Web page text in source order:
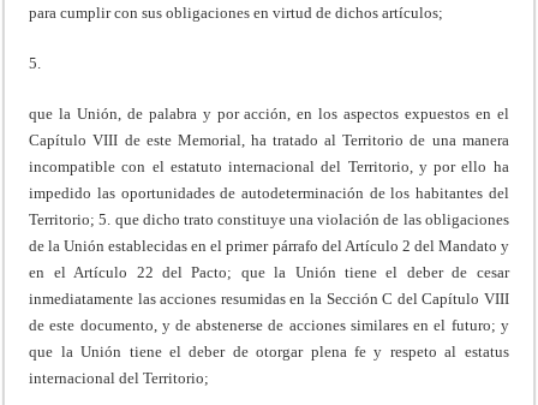
para cumplir con sus obligaciones en virtud de dichos artículos;
5.
que la Unión, de palabra y por acción, en los aspectos expuestos en el
Capítulo VIII de este Memorial, ha tratado al Territorio de una manera
incompatible con el estatuto internacional del Territorio, y por ello ha
impedido las oportunidades de autodeterminación de los habitantes del
Territorio; 5. que dicho trato constituye una violación de las obligaciones
de la Unión establecidas en el primer párrafo del Artículo 2 del Mandato y
en el Artículo 22 del Pacto; que la Unión tiene el deber de cesar
inmediatamente las acciones resumidas en la Sección C del Capítulo VIII
de este documento, y de abstenerse de acciones similares en el futuro; y
que la Unión tiene el deber de otorgar plena fe y respeto al estatus
internacional del Territorio;